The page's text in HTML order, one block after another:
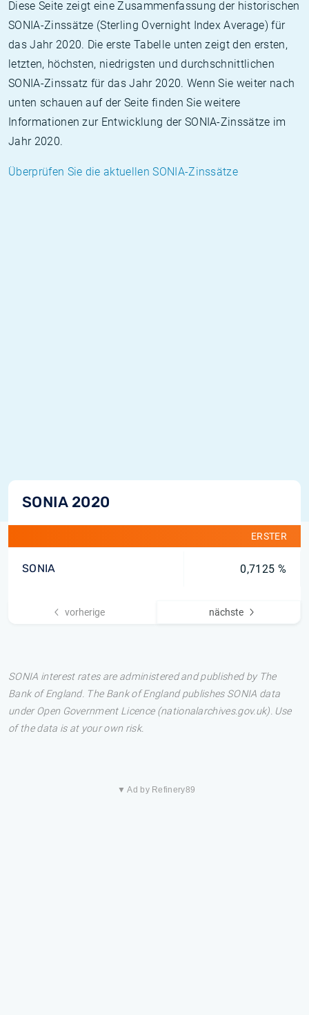
Diese Seite zeigt eine Zusammenfassung der historischen
SONIA-Zinssätze (Sterling Overnight Index Average) für
das Jahr 2020. Die erste Tabelle unten zeigt den ersten,
letzten, höchsten, niedrigsten und durchschnittlichen
SONIA-Zinssatz für das Jahr 2020. Wenn Sie weiter nach
unten schauen auf der Seite finden Sie weitere
Informationen zur Entwicklung der SONIA-Zinssätze im
Jahr 2020.
Überprüfen Sie die aktuellen SONIA-Zinssätze
SONIA 2020
ERSTER
SONIA 0,7125 %
vorherige nächste
SONIA interest rates are administered and published by The
Bank of England. The Bank of England publishes SONIA data
under Open Government Licence (nationalarchives.gov.uk). Use
of the data is at your own risk.
▼ Ad by Refinery89